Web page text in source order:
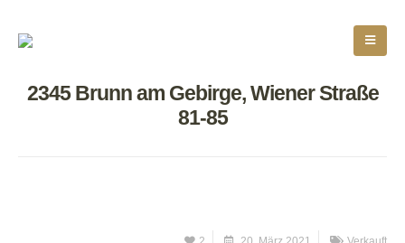
2345 Brunn am Gebirge, Wiener Straße
81-85